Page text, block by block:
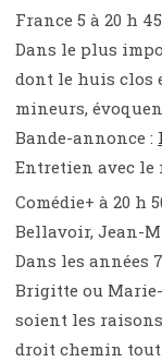
France 5 à 20 h
Dans le plus
dont le huis clos
mineurs,
Bande-annonce :
Entretien avec le
Comédie+ à 20 h
Bellavoir, Jean-
Dans les années
Brigitte ou Marie-
soient les
droit chemin tout